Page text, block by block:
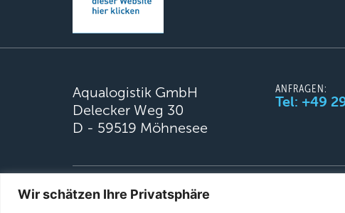
Wir schätzen Ihre Privatsphäre
Aqualogistik GmbH
Delecker Weg 30
D - 59519 Möhnesee
ANFRAGEN:
Tel: +49
© 2026 Aqualogistik. All rights reserved.